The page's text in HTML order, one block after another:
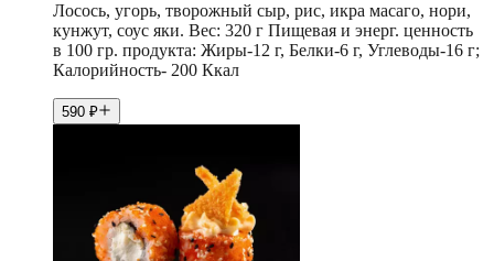
Лосось, угорь, творожный сыр, рис, икра масаго, нори,
кунжут, соус яки. Вес: 320 г Пищевая и энерг. ценность
в 100 гр. продукта: Жиры-12 г, Белки-6 г, Углеводы-16 г;
Калорийность- 200 Ккал
590 ₽